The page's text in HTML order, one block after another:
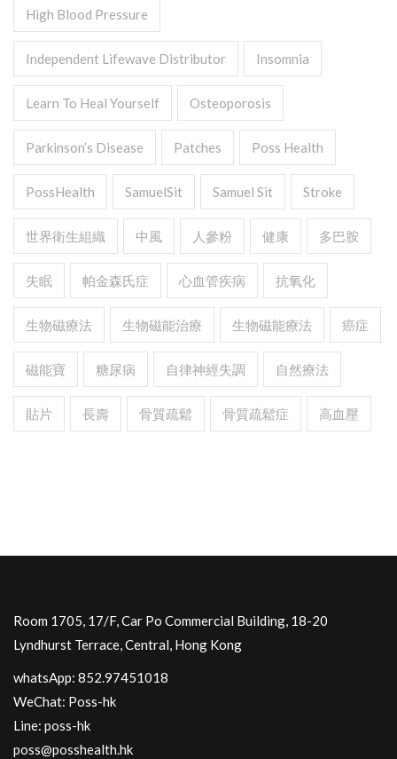
High Blood Pressure
Independent Lifewave Distributor Insomnia
Learn To Heal Yourself Osteoporosis
Parkinson’s Disease Patches Poss Health
PossHealth SamuelSit Samuel Sit Stroke
世界衛生組織 中風 人參粉 健康 多巴胺
失眠 帕金森氏症 心血管疾病 抗氧化
生物磁療法 生物磁能治療 生物磁能療法 癌症
磁能寶 糖尿病 自律神經失調 自然療法
貼片 長壽 骨質疏鬆 骨質疏鬆症 高血壓
Room 1705, 17/F, Car Po Commercial Building, 18-20
Lyndhurst Terrace, Central, Hong Kong
whatsApp: 852.97451018
WeChat: Poss-hk
Line: poss-hk
poss@posshealth.hk